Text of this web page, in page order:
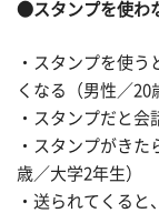
●スタンプを使わ
・スタンプを使
くなる（男性／20
・スタンプだと会
・スタンプがき
歳／大学2年生）
・送られてくる